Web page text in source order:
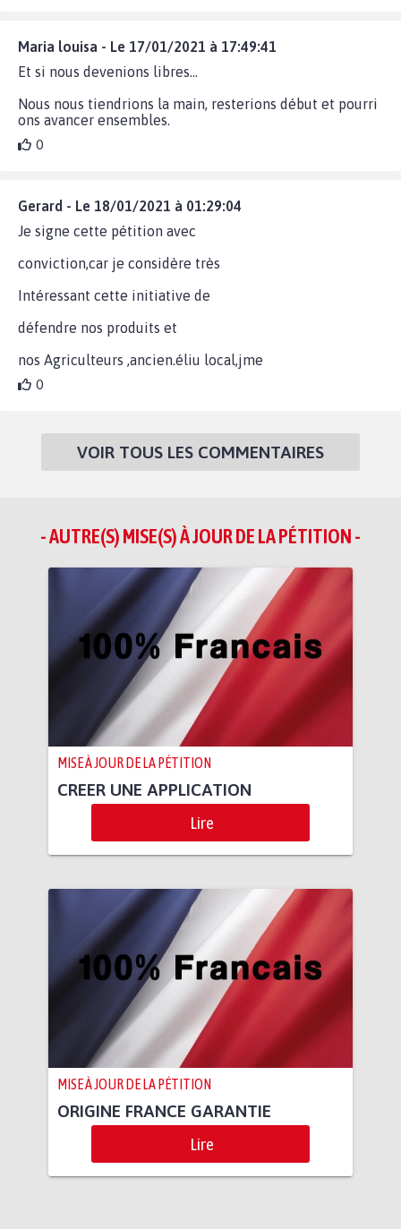
Maria louisa - Le 17/01/2021 à 17:49:41
Et si nous devenions libres...
Nous nous tiendrions la main, resterions début et pourri
ons avancer ensembles.
0
Gerard - Le 18/01/2021 à 01:29:04
Je signe cette pétition avec
conviction,car je considère très
Intéressant cette initiative de
défendre nos produits et
nos Agriculteurs ,ancien.éliu local,jme
0
VOIR TOUS LES COMMENTAIRES
- AUTRE(S) MISE(S) À JOUR DE LA PÉTITION -
MISE À JOUR DE LA PÉTITION
CREER UNE APPLICATION
Lire
MISE À JOUR DE LA PÉTITION
ORIGINE FRANCE GARANTIE
Lire